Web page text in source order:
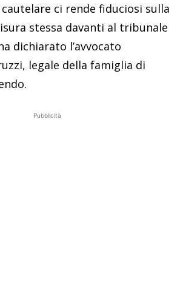
ci rende fiduciosi sulla
stessa davanti al tribunale
dichiarato l’avvocato
legale della famiglia di
Pubblicità